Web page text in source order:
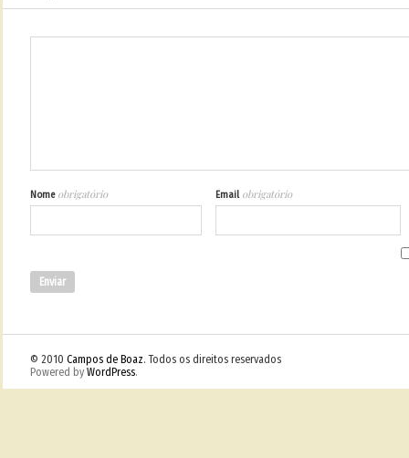
Nome obrigatório Email obrigatório
© 2010 Campos de Boaz. Todos os direitos reservados
Powered by WordPress.